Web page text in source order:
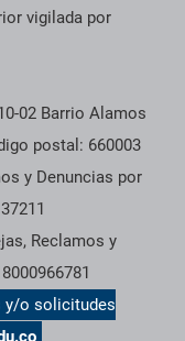
vigilada por
02 Barrio Alamos
postal: 660003
y Denuncias por
Reclamos y
y/o solicitudes